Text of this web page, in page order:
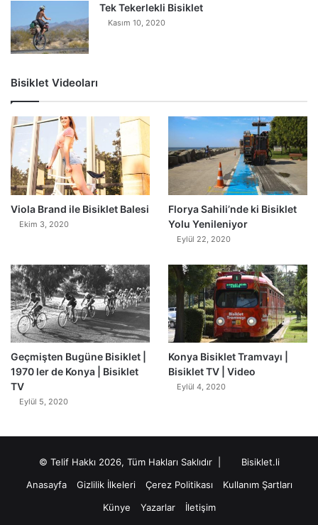
Tek Tekerlekli Bisiklet
Kasım 10, 2020
Bisiklet Videoları
Viola Brand ile Bisiklet Balesi
Ekim 3, 2020
Florya Sahili’nde ki Bisiklet
Yolu Yenileniyor
Eylül 22, 2020
Geçmişten Bugüne Bisiklet |
1970 ler de Konya | Bisiklet
TV
Eylül 5, 2020
Konya Bisiklet Tramvayı |
Bisiklet TV | Video
Eylül 4, 2020
© Telif Hakkı 2026, Tüm Hakları Saklıdır |
Bisiklet.li
Anasayfa
Gizlilik İlkeleri Çerez Politikası
Kullanım Şartları
Künye
Yazarlar İletişim